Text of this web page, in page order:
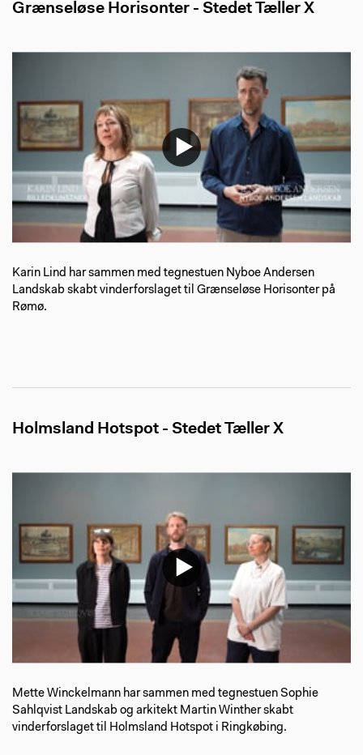
Grænseløse Horisonter - Stedet Tæller X
Karin Lind har sammen med tegnestuen Nyboe Andersen
Landskab skabt vinderforslaget til Grænseløse Horisonter på
Rømø.
Holmsland Hotspot - Stedet Tæller X
Mette Winckelmann har sammen med tegnestuen Sophie
Sahlqvist Landskab og arkitekt Martin Winther skabt
vinderforslaget til Holmsland Hotspot i Ringkøbing.